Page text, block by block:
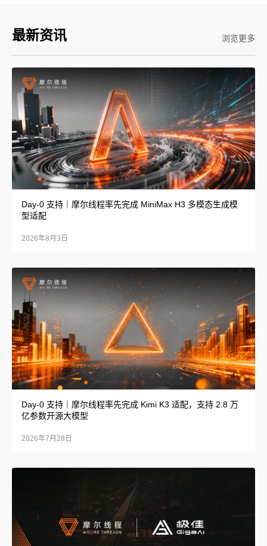
最新资讯 浏览更多
Day-0 支持｜摩尔线程率先完成 MiniMax H3 多模态生成模
型适配
2026年8月3日
Day-0 支持｜摩尔线程率先完成 Kimi K3 适配，支持 2.8 万
亿参数开源大模型
2026年7月28日